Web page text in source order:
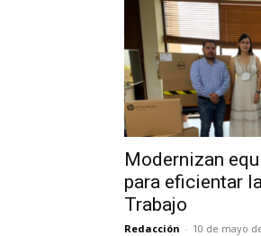
Modernizan
para eficientar
Trabajo
Redacción - 10 de mayo